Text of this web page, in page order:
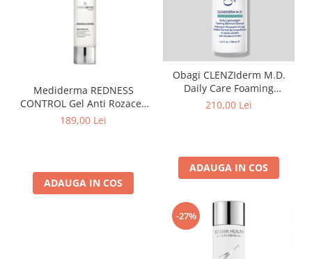
Obagi CLENZIderm M.D.
Daily Care Foaming
Cleanser 118 ml
210,00 Lei
ADAUGA IN COS
Mediderma REDNESS
CONTROL Gel Anti Rozacee
cu Acid Azelaic si
189,00 Lei
ADAUGA IN COS
-27%